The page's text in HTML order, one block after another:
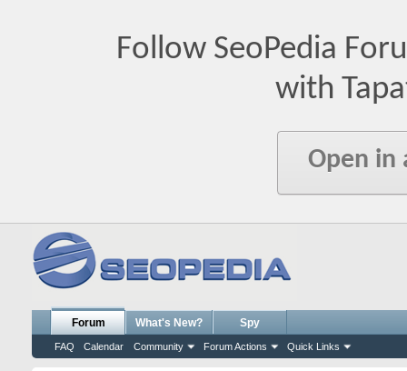
Follow SeoPedia
with
Open in
Forum
FAQ Calendar Community Forum Actions Quick Links
What's New? Spy